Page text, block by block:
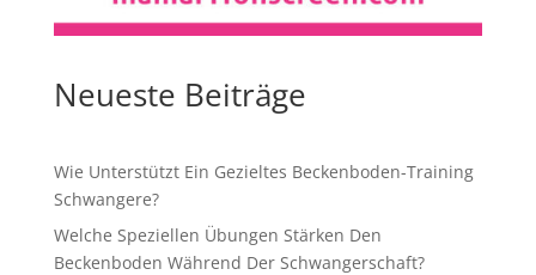
Neueste Beiträge
Wie Unterstützt Ein Gezieltes Beckenboden-Training
Schwangere?
Welche Speziellen Übungen Stärken Den
Beckenboden Während Der Schwangerschaft?